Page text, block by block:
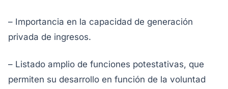
– Importancia en la capacidad de generación
privada de ingresos.
– Listado amplio de funciones potestativas, que
permiten su desarrollo en función de la voluntad